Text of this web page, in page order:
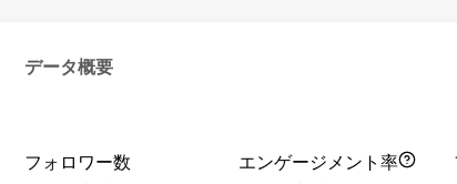
データ概要
フォロワー数 エンゲージメント率